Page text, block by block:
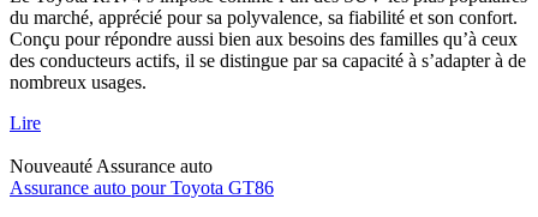
du marché, apprécié pour sa polyvalence, sa fiabilité et son confort.
Conçu pour répondre aussi bien aux besoins des familles qu’à ceux
des conducteurs actifs, il se distingue par sa capacité à s’adapter à de
nombreux usages.
Lire
Nouveauté Assurance auto
Assurance auto pour Toyota GT86